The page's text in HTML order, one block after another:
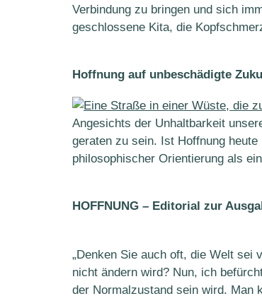
Verbindung zu bringen und sich
geschlossene Kita, die
Hoffnung auf unbeschädigte
Angesichts der Unhaltbarkeit
geraten zu sein. Ist Hoffnung
philosophischer Orientierung als
HOFFNUNG – Editorial zur
„Denken Sie auch oft, die Welt sei
nicht ändern wird? Nun, ich
der Normalzustand sein wird. Man